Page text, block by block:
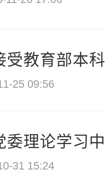
受教育部本
25 09:56
委理论学习
31 15:24